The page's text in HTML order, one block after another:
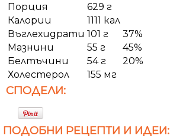
Порция
629 г
Калории
1111 кал
Въглехидрати 101 г
37%
Мазнини
55 г
45%
Белтъчини
54 г
20%
Холестерол
155 мг
СПОДЕЛИ:
ПОДОБНИ РЕЦЕПТИ И ИДЕИ: